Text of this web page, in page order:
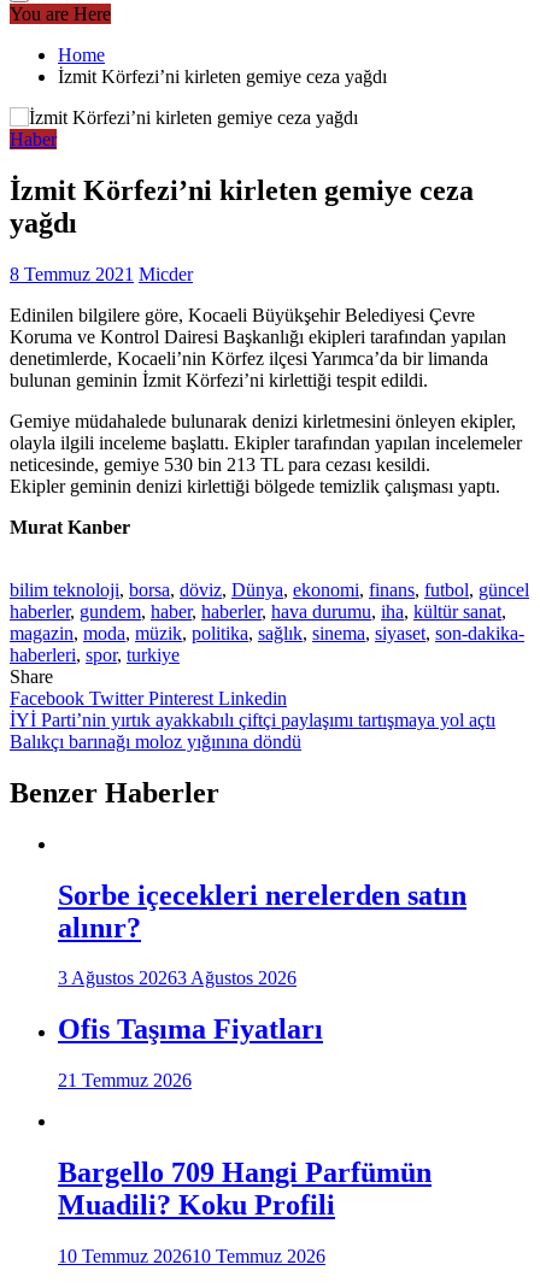
You are Here
Home
İzmit Körfezi’ni kirleten gemiye ceza yağdı
Haber
İzmit Körfezi’ni kirleten gemiye ceza
yağdı
8 Temmuz 2021 Micder
Edinilen bilgilere göre, Kocaeli Büyükşehir Belediyesi Çevre
Koruma ve Kontrol Dairesi Başkanlığı ekipleri tarafından yapılan
denetimlerde, Kocaeli’nin Körfez ilçesi Yarımca’da bir limanda
bulunan geminin İzmit Körfezi’ni kirlettiği tespit edildi.
Gemiye müdahalede bulunarak denizi kirletmesini önleyen ekipler,
olayla ilgili inceleme başlattı. Ekipler tarafından yapılan incelemeler
neticesinde, gemiye 530 bin 213 TL para cezası kesildi.
Ekipler geminin denizi kirlettiği bölgede temizlik çalışması yaptı.
Murat Kanber
bilim teknoloji, borsa, döviz, Dünya, ekonomi, finans, futbol, güncel
haberler, gundem, haber, haberler, hava durumu, iha, kültür sanat,
magazin, moda, müzik, politika, sağlık, sinema, siyaset, son-dakika-
haberleri, spor, turkiye
Share
Facebook TwitterPinterest Linkedin
Yazı
gezinmesi
İYİ Parti’nin yırtık ayakkabılı çiftçi paylaşımı tartışmaya yol açtı
Balıkçı barınağı moloz yığınına döndü
Benzer Haberler
Sorbe içecekleri nerelerden satın
alınır?
3 Ağustos 20263 Ağustos 2026
Ofis Taşıma Fiyatları
21 Temmuz 2026
Bargello 709 Hangi Parfümün
Muadili? Koku Profili
10 Temmuz 202610 Temmuz 2026